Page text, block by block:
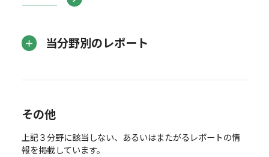
当分野別のレポート
その他
上記３分野に該当しない、あるいはまたがるレポートの情
報を掲載しています。